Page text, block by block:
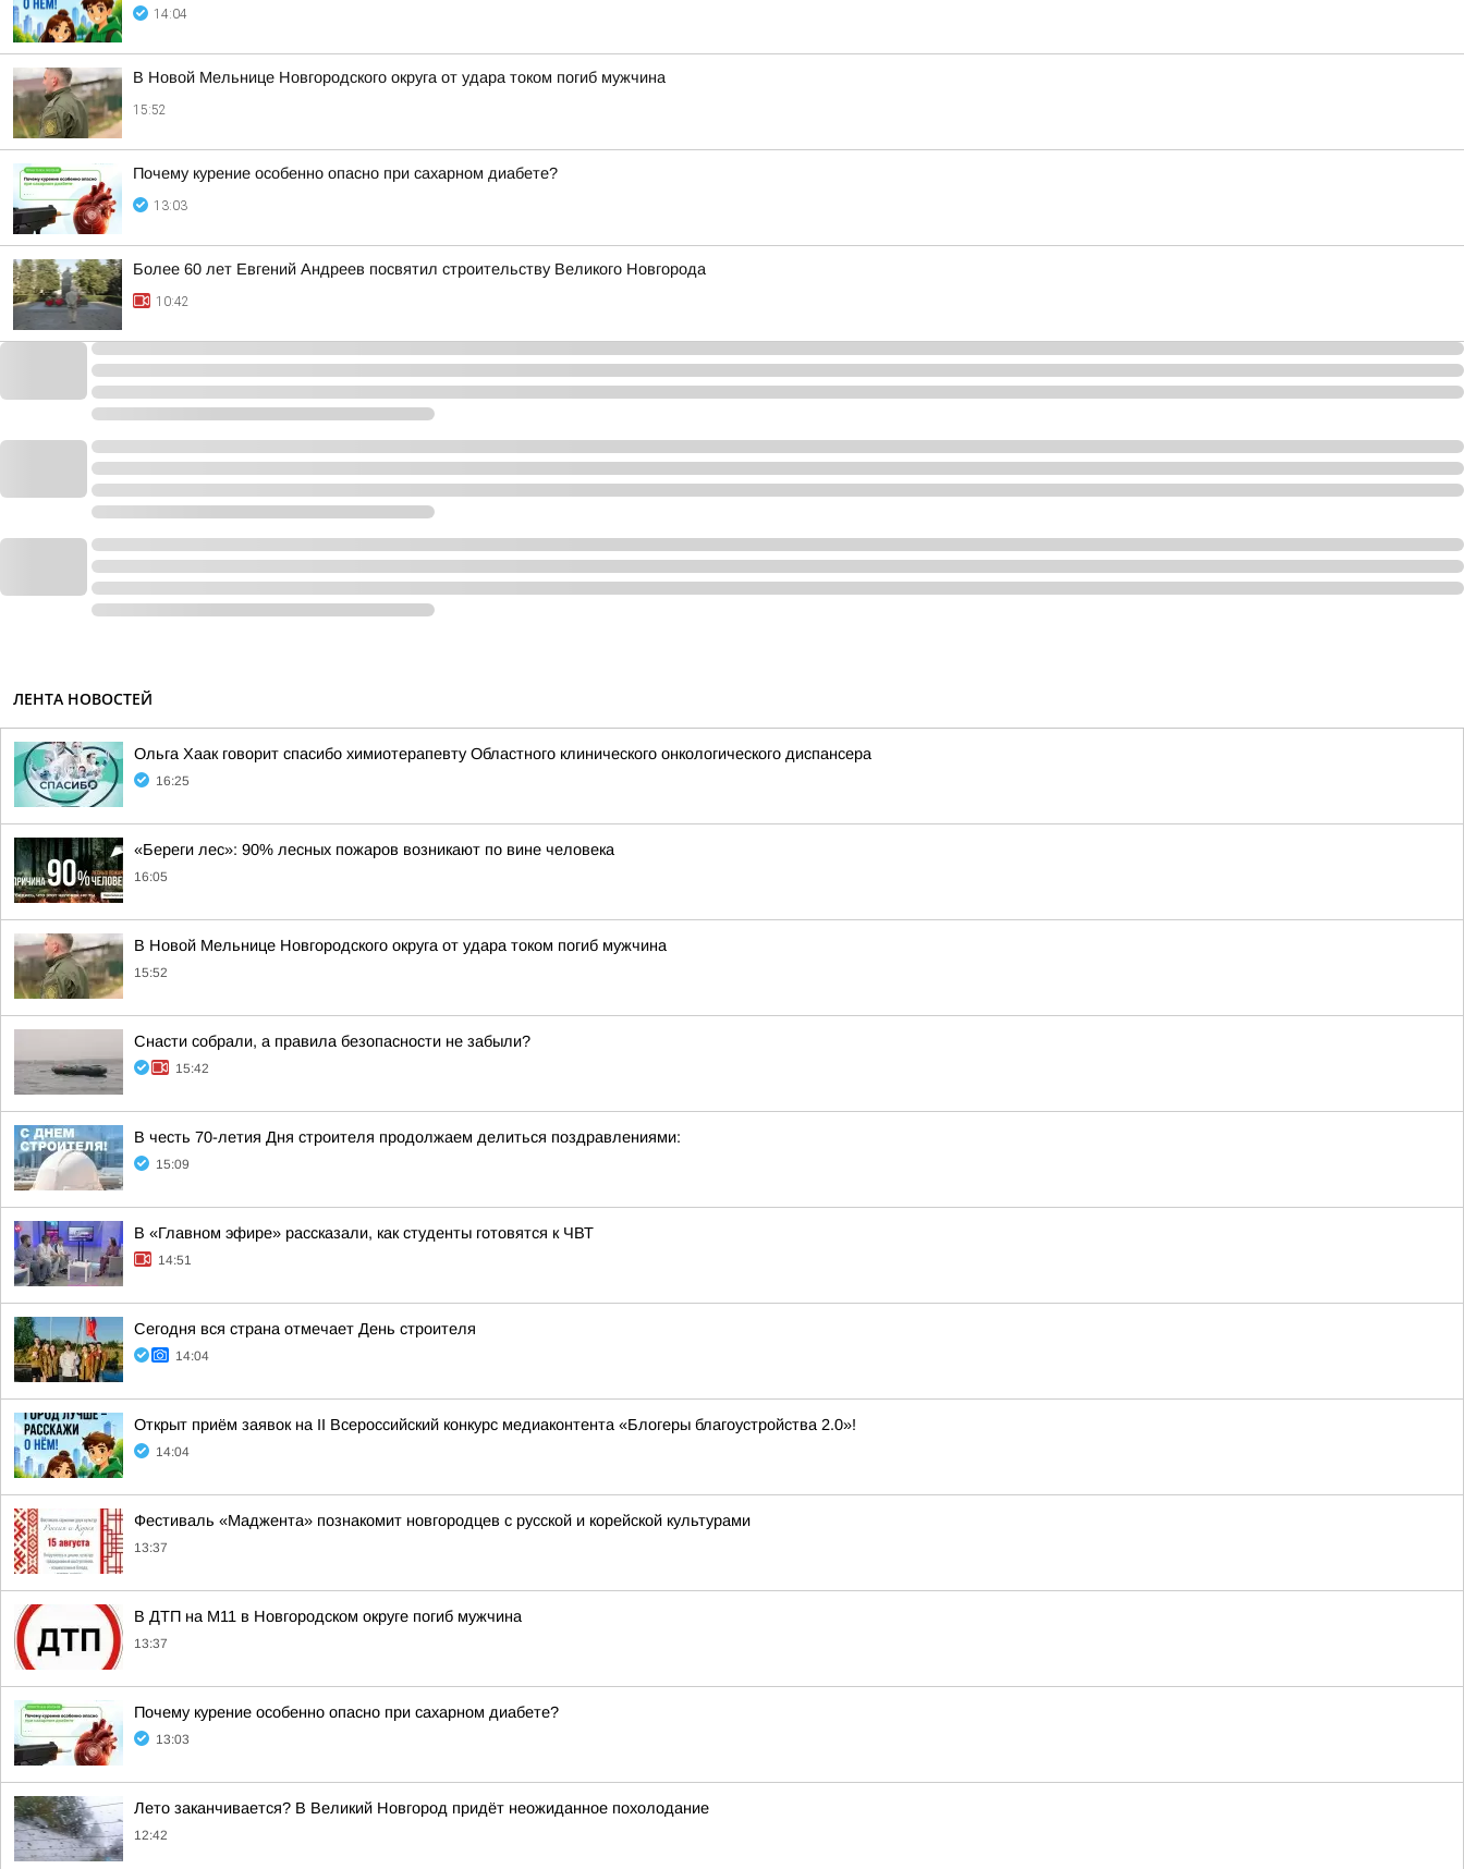
14:04
В Новой Мельнице Новгородского округа от удара током погиб мужчина
15:52
Почему курение особенно опасно при сахарном диабете?
13:03
Более 60 лет Евгений Андреев посвятил строительству Великого Новгорода
10:42
ЛЕНТА НОВОСТЕЙ
Ольга Хаак говорит спасибо химиотерапевту Областного клинического онкологического диспансера
16:25
«Береги лес»: 90% лесных пожаров возникают по вине человека
16:05
В Новой Мельнице Новгородского округа от удара током погиб мужчина
15:52
Снасти собрали, а правила безопасности не забыли?
15:42
В честь 70-летия Дня строителя продолжаем делиться поздравлениями:
15:09
В «Главном эфире» рассказали, как студенты готовятся к ЧВТ
14:51
Сегодня вся страна отмечает День строителя
14:04
Открыт приём заявок на II Всероссийский конкурс медиаконтента «Блогеры благоустройства 2.0»!
14:04
Фестиваль «Маджента» познакомит новгородцев с русской и корейской культурами
13:37
В ДТП на М11 в Новгородском округе погиб мужчина
13:37
Почему курение особенно опасно при сахарном диабете?
13:03
Лето заканчивается? В Великий Новгород придёт неожиданное похолодание
12:42